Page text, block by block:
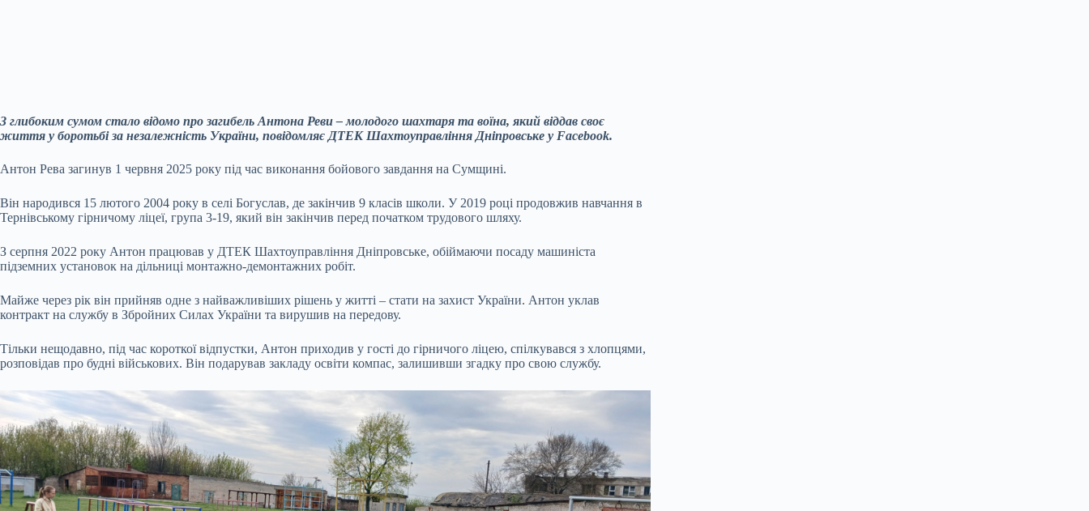
З глибоким сумом стало відомо про загибель Антона Реви – молодого шахтаря та воїна, який віддав своє
життя у боротьбі за незалежність України, повідомляє ДТЕК Шахтоуправління Дніпровське у Facebook.
Антон Рева загинув 1 червня 2025 року під час виконання бойового завдання на Сумщині.
Він народився 15 лютого 2004 року в селі Богуслав, де закінчив 9 класів школи. У 2019 році продовжив навчання в
Тернівському гірничому ліцеї, група 3-19, який він закінчив перед початком трудового шляху.
З серпня 2022 року Антон працював у ДТЕК Шахтоуправління Дніпровське, обіймаючи посаду машиніста
підземних установок на дільниці монтажно-демонтажних робіт.
Майже через рік він прийняв одне з найважливіших рішень у житті – стати на захист України. Антон уклав
контракт на службу в Збройних Силах України та вирушив на передову.
Тільки нещодавно, під час короткої відпустки, Антон приходив у гості до гірничого ліцею, спілкувався з хлопцями,
розповідав про будні військових. Він подарував закладу освіти компас, залишивши згадку про свою службу.